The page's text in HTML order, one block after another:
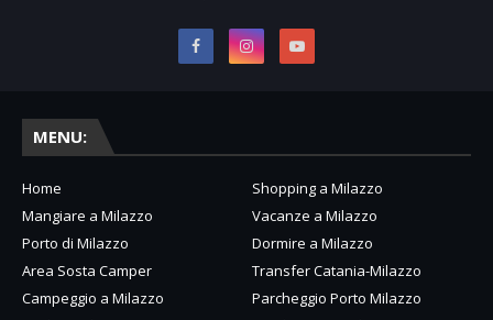
MENU:
Home
Shopping a Milazzo
Mangiare a Milazzo
Vacanze a Milazzo
Porto di Milazzo
Dormire a Milazzo
Area Sosta Camper
Transfer Catania-Milazzo
Campeggio a Milazzo
Parcheggio Porto Milazzo